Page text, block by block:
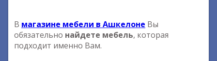
В магазине мебели в Ашкелоне Вы
обязательно найдете мебель, которая
подходит именно Вам.